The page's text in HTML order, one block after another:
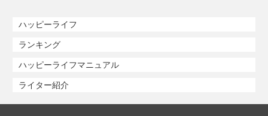
ハッピーライフ
ランキング
ハッピーライフマニュアル
ライター紹介